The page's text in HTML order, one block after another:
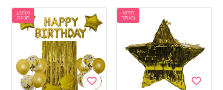
חדש
באתר
מבצע
חגיגה